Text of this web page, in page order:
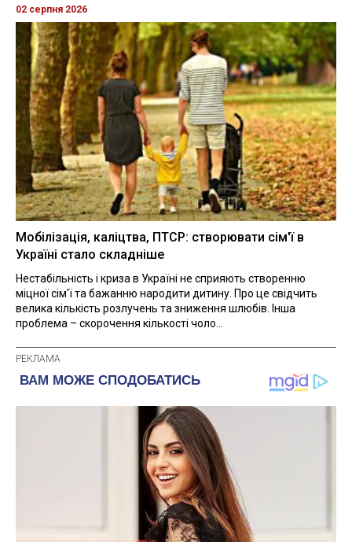
02 серпня 2026
Мобілізація, каліцтва, ПТСР: створювати сім'ї в
Україні стало складніше
Нестабільність і криза в Україні не сприяють створенню
міцної сім'ї та бажанню народити дитину. Про це свідчить
велика кількість розлучень та зниження шлюбів. Інша
проблема – скорочення кількості чоло...